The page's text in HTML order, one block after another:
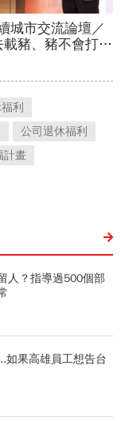
利
公司退休福利
計畫
人？指導過500個部
如果高雄員工想告台